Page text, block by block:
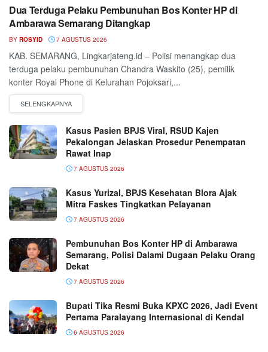
Dua Terduga Pelaku Pembunuhan Bos Konter HP di
Ambarawa Semarang Ditangkap
BY ROSYID 7 AGUSTUS 2026
KAB. SEMARANG, Lingkarjateng.id – Polisi menangkap dua
terduga pelaku pembunuhan Chandra Waskito (25), pemilik
konter Royal Phone di Kelurahan Pojoksari,...
Kasus Pasien BPJS Viral, RSUD Kajen
Pekalongan Jelaskan Prosedur Penempatan
Rawat Inap
7 AGUSTUS 2026
Kasus Yurizal, BPJS Kesehatan Blora Ajak
Mitra Faskes Tingkatkan Pelayanan
7 AGUSTUS 2026
Pembunuhan Bos Konter HP di Ambarawa
Semarang, Polisi Dalami Dugaan Pelaku Orang
Dekat
7 AGUSTUS 2026
Bupati Tika Resmi Buka KPXC 2026, Jadi Event
Pertama Paralayang Internasional di Kendal
6 AGUSTUS 2026